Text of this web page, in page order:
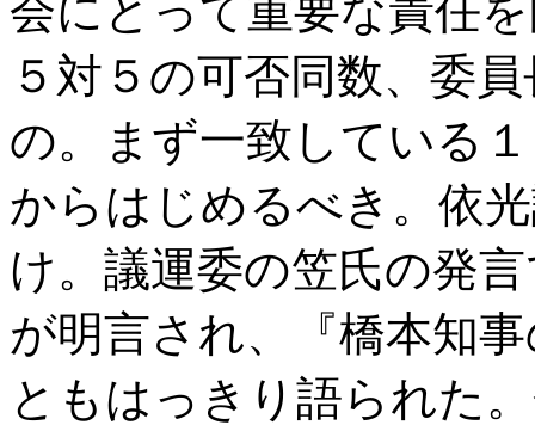
会にとって重要な責任
５対５の可否同数、委
の。まず一致している
からはじめるべき。依
け。議運委の笠氏の発
が明言され、『橋本知
ともはっきり語られた